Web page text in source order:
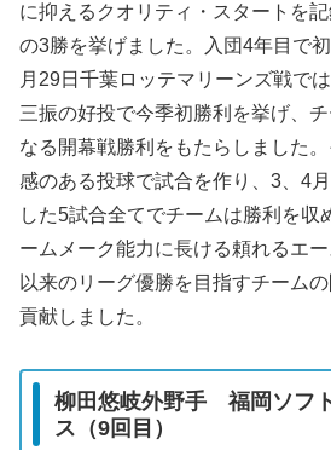
に抑えるクオリティ・スタートを
の3勝を挙げました。入団4年目で
月29日千葉ロッテマリーンズ戦で
三振の好投で今季初勝利を挙げ、
なる開幕戦勝利をもたらしました
感のある投球で試合を作り、3、4
した5試合全てでチームは勝利を収
ームメーク能力に長ける頼れるエ
以来のリーグ優勝を目指すチーム
貢献しました。
柳田悠岐外野手 福岡ソフ
ス（9回目）